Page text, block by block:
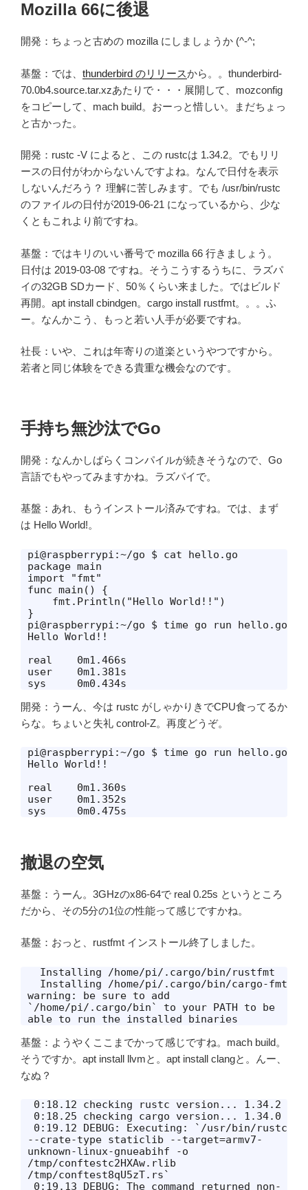
Mozilla 66に後退
開発：ちょっと古めの mozilla にしましょうか (^-^;
基盤：では、 thunderbird のリリースから。。thunderbird-
70.0b4.source.tar.xzあたりで・・・展開して、mozconfig
をコピーして、mach build。おーっと惜しい。まだちょっ
と古かった。
開発：rustc -V によると、この rustcは 1.34.2。でもリリ
ースの日付がわからないんですよね。なんで日付を表示
しないんだろう？ 理解に苦しみます。でも /usr/bin/rustc
のファイルの日付が2019-06-21 になっているから、少な
くともこれより前ですね。
基盤：ではキリのいい番号で mozilla 66 行きましょう。
日付は 2019-03-08 ですね。そうこうするうちに、ラズパ
イの32GB SDカード、50％くらい来ました。ではビルド
再開。apt install cbindgen。cargo install rustfmt。。。ふ
ー。なんかこう、もっと若い人手が必要ですね。
社長：いや、これは年寄りの道楽というやつですから。
若者と同じ体験をできる貴重な機会なのです。
手持ち無沙汰でGo
開発：なんかしばらくコンパイルが続きそうなので、Go
言語でもやってみますかね。ラズパイで。
基盤：あれ、もうインストール済みですね。では、まず
は Hello World!。
pi@raspberrypi:~/go $ cat hello.go
package main
import "fmt"
func main() {
}
pi@raspberrypi:~/go $ time go run hello.go
Hello World!!
real	0m1.466s
user	0m1.381s
sys	0m0.434s
開発：うーん、今は rustc がしゃかりきでCPU食ってるか
らな。ちょいと失礼 control-Z。再度どうぞ。
pi@raspberrypi:~/go $ time go run hello.go
Hello World!!
real	0m1.360s
user	0m1.352s
sys	0m0.475s
撤退の空気
基盤：うーん。3GHzのx86-64で real 0.25s というところ
だから、その5分の1位の性能って感じですかね。
基盤：おっと、rustfmt インストール終了しました。
warning: be sure to add
`/home/pi/.cargo/bin` to your PATH to be
able to run the installed binaries
基盤：ようやくここまでかって感じですね。mach build。
そうですか。apt install llvmと。apt install clangと。んー、
なぬ？
--crate-type staticlib --target=armv7-
unknown-linux-gnueabihf -o
/tmp/conftestc2HXAw.rlib
/tmp/conftest8qU5zT.rs`